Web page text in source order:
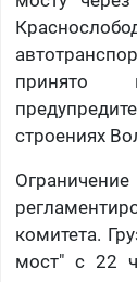
строениях
комитета.
мост" с 22